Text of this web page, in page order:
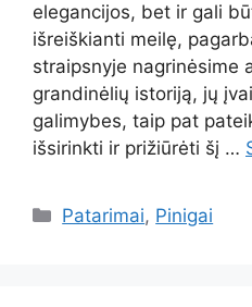
elegancijos, bet ir gali
išreiškianti meilę,
straipsnyje nagrinėsime
grandinėlių istoriją, jų
galimybes, taip pat
išsirinkti ir prižiūrėti šį …
Kategorijos
Patarimai, Pinigai